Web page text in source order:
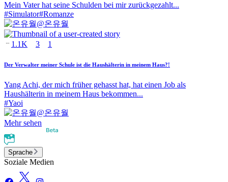
Mein Vater hat seine Schulden bei mir zurückgezahlt...
#Simulator#Romanze
@온유월
1.1K 3 1
Der Verwalter meiner Schule ist die Haushälterin in meinem Haus?!
Yang Achi, der mich früher gehasst hat, hat einen Job als
Haushälterin in meinem Haus bekommen...
#Yaoi
@온유월
Mehr sehen
Sprache
Soziale Medien